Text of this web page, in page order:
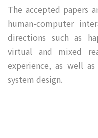
The accepted papers
human-computer
directions such as
virtual and mixed
experience, as well
system design.